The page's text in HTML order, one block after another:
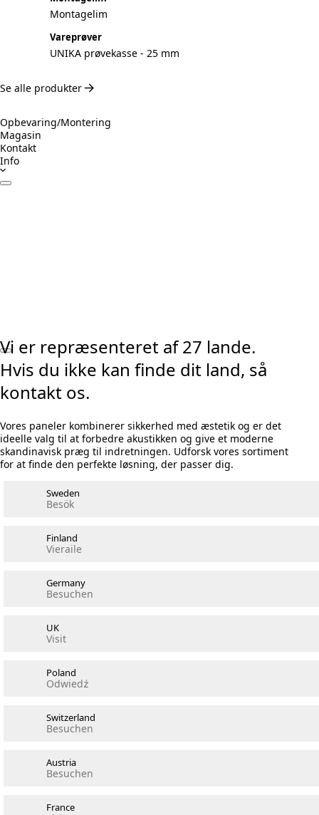
Montagelim
Vareprøver
UNIKA prøvekasse - 25 mm
Se alle produkter
Opbevaring/Montering
Magasin
Kontakt
Info
Vi er repræsenteret af 27 lande.
Hvis du ikke kan finde dit land, så
kontakt os.
Vores paneler kombinerer sikkerhed med æstetik og er det
ideelle valg til at forbedre akustikken og give et moderne
skandinavisk præg til indretningen. Udforsk vores sortiment
for at finde den perfekte løsning, der passer dig.
Sweden
Besök
Finland
Vieraile
Germany
Besuchen
UK
Visit
Poland
Odwiedź
Switzerland
Besuchen
Austria
Besuchen
France